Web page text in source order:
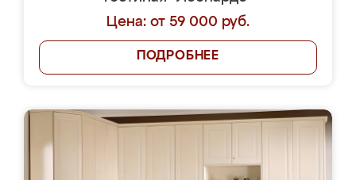
Цена: от 59 000 руб.
ПОДРОБНЕЕ